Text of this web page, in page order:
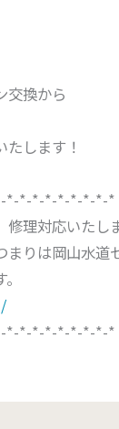
交換から
します！
*-*-*-*-*-*-*-*
理対応いたし
まりは岡山水道
*-*-*-*-*-*-*-*